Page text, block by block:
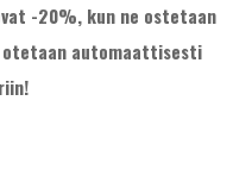
-20%, kun ne ostetaan
otetaan automaattisesti